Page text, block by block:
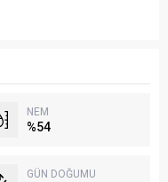
NEM
%54
GÜN DOĞUMU